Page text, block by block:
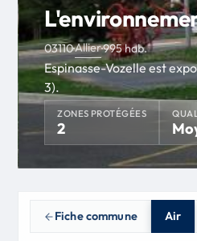
03110·Allier·995 hab.
Espinasse-Vozelle est
3).
ZONES PROTÉGÉES
2
Fiche commune Air